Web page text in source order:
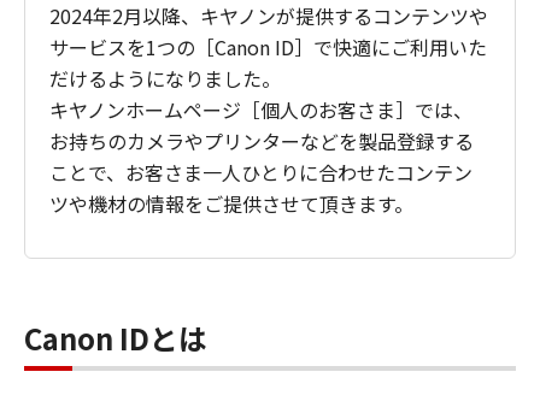
2024年2月以降、キヤノンが提供するコンテンツや
サービスを1つの［Canon ID］で快適にご利用いた
だけるようになりました。
キヤノンホームページ［個人のお客さま］では、
お持ちのカメラやプリンターなどを製品登録する
ことで、お客さま一人ひとりに合わせたコンテン
ツや機材の情報をご提供させて頂きます。
Canon IDとは